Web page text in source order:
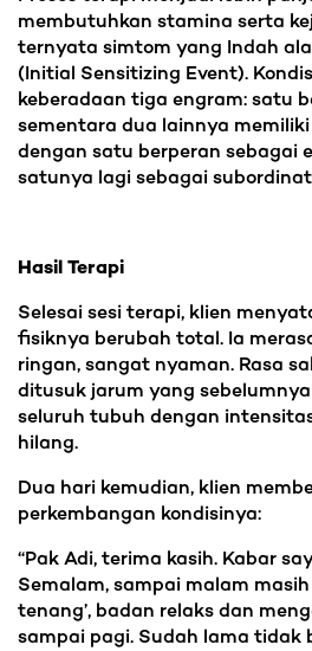
membutuhkan stamina serta
ternyata simtom yang Indah
(Initial Sensitizing Event).
keberadaan tiga engram: satu
sementara dua lainnya
dengan satu berperan sebagai
satunya lagi sebagai
Hasil Terapi
Selesai sesi terapi, klien
fisiknya berubah total. Ia
ringan, sangat nyaman. Rasa
ditusuk jarum yang
seluruh tubuh dengan
hilang.
Dua hari kemudian, klien
perkembangan kondisinya:
“Pak Adi, terima kasih. Kabar
Semalam, sampai malam masih
tenang’, badan relaks dan
sampai pagi. Sudah lama tidak